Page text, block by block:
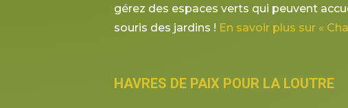
gérez des espaces verts qui peuvent
souris des jardins ! En savoir plus sur «
HAVRES DE PAIX POUR LA LOUTRE